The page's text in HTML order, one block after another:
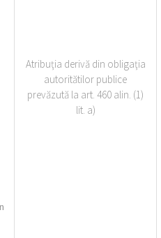
Atribuţia derivă din obligaţia
autoritătilor publice
prevăzută la art. 460 alin. (1)
lit. a)